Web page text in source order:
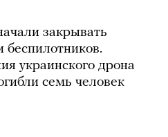
закрывать
беспилотников.
украинского дрона
семь человек